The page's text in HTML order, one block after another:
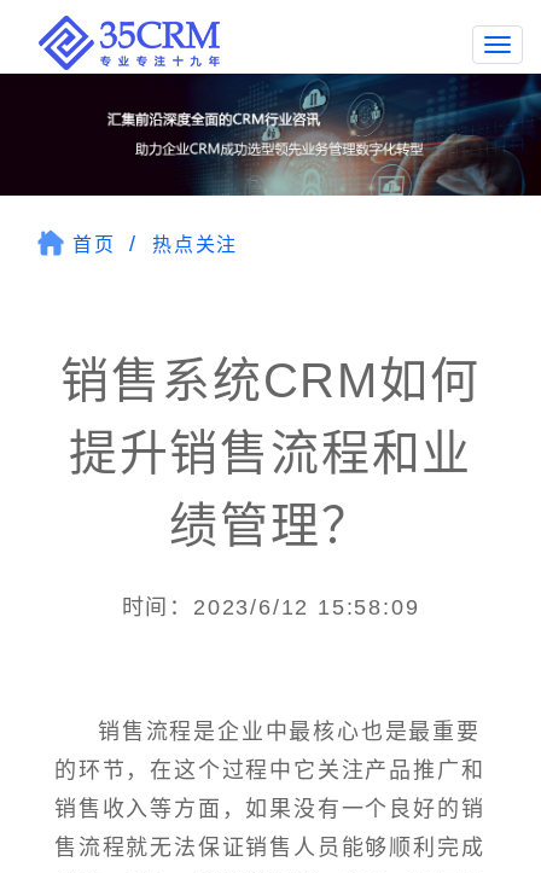
首页 热点关注
销售系统CRM如何
提升销售流程和业
绩管理？
时间：2023/6/12 15:58:09
销售流程是企业中最核心也是最重要
的环节，在这个过程中它关注产品推广和
销售收入等方面，如果没有一个良好的销
售流程就无法保证销售人员能够顺利完成